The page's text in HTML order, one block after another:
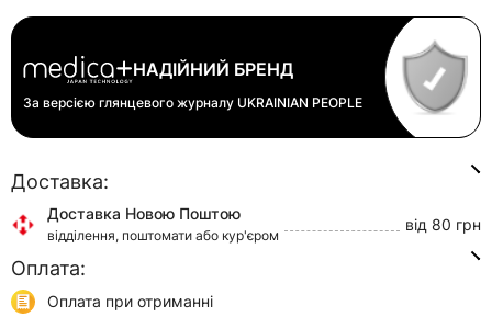
НАДІЙНИЙ БРЕНД
За версією глянцевого журналу UKRAINIAN PEOPLE
Доставка:
Доставка Новою Поштою
відділення, поштомати або кур'єром
від 80 грн
Доставка Укр Поштою
Оплата:
Оплата при отриманні